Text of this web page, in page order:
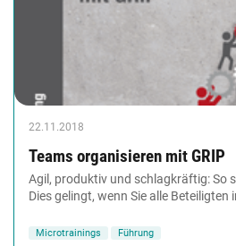
22.11.2018
Teams organisieren mit GRIP
Agil, produktiv und schlagkräftig: So
Dies gelingt, wenn Sie alle Beteiligten
Microtrainings Führung